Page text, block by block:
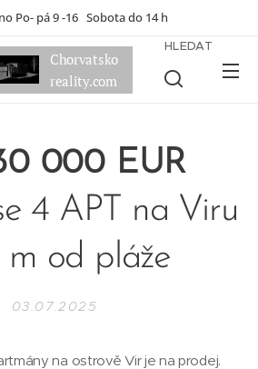
Po- pá 9 -16 Sobota do 14 h
Chorvatsko
reality.com
HLEDAT
000 EUR
4 APT na Viru
od pláže
03.07.2025
na ostrově Vir je na prodej.